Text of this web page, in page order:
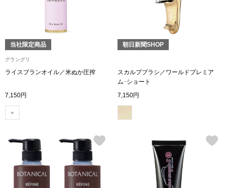
ダーウェア
アクセサリー
クラッチバッグ
ボディバッグ
リュック･バッ
その他
当社限定商品
グラングリ
ライスブランオイル／米ぬか圧搾
7,150円
朝日新聞SHOP
スカルプブラシ／ワールドプレミア
ム･ショート
7,150円